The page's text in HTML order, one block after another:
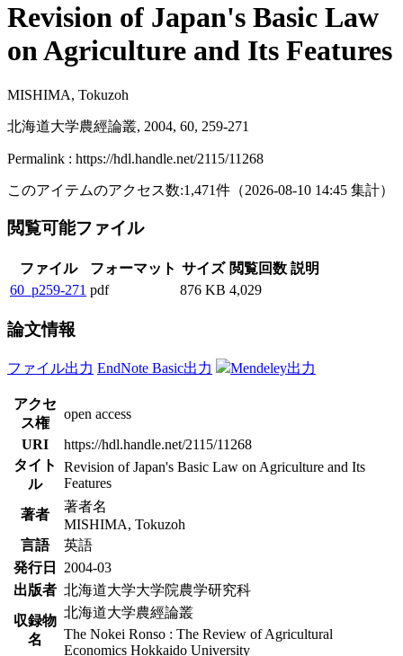
Revision of Japan's Basic Law
on Agriculture and Its Features
MISHIMA, Tokuzoh
北海道大学農經論叢, 2004, 60, 259-271
Permalink : https://hdl.handle.net/2115/11268
このアイテムのアクセス数:1,471件 （2026-08-10 14:45 集計）
閲覧可能ファイル
ファイル フォーマット サイズ 閲覧回数 説明
60_p259-271 pdf 876 KB 4,029
論文情報
ファイル出力 EndNote Basic出力 Mendeley出力
アクセ
ス権
open access
URI
https://hdl.handle.net/2115/11268
タイト
ル
Revision of Japan's Basic Law on Agriculture and Its
Features
著者
著者名
MISHIMA, Tokuzoh
言語
英語
発行日
2004-03
出版者 北海道大学大学院農学研究科
収録物
名
北海道大学農經論叢
The Nokei Ronso : The Review of Agricultural
Economics Hokkaido University